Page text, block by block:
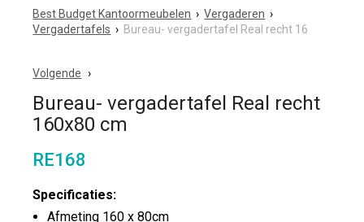
Best Budget Kantoormeubelen › Vergaderen ›
Vergadertafels › Bureau- vergadertafel Real recht 16
Volgende
Bureau- vergadertafel Real recht
160x80 cm
RE168
Specificaties:
Afmeting 160 x 80cm